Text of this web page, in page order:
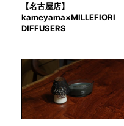
【名古屋店】
kameyama×MILLEFIORI
DIFFUSERS